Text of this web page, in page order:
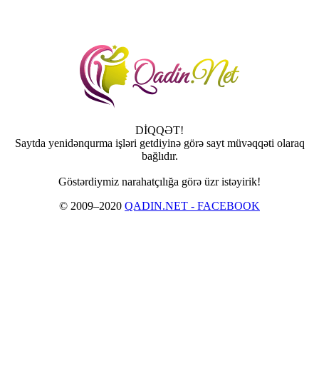
DİQQƏT!
Saytda yenidənqurma işləri getdiyinə görə sayt müvəqqəti olaraq
bağlıdır.
Göstərdiymiz narahatçılığa görə üzr istəyirik!
© 2009–2020 QADIN.NET - FACEBOOK